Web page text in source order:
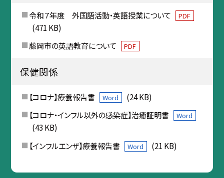
令和７年度 外国語活動・英語授業について PDF
(471 KB)
藤岡市の英語教育について
PDF
保健関係
【コロナ】療養報告書 Word
(24 KB)
【コロナ・インフル以外の感染症】治癒証明書
Word
(43 KB)
【インフルエンザ】療養報告書
Word (21 KB)